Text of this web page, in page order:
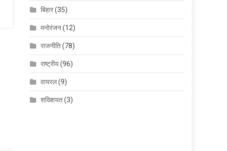
बिहार(35)
मनोरंजन(12)
राजनीति(78)
राष्ट्रीय(96)
वायरल(9)
शख्शियत(3)